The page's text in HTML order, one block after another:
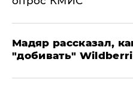
Мадяр рассказал,
"добивать"